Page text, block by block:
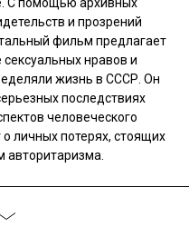
и прозрений
фильм предлагает
нравов и
жизнь в СССР. Он
последствиях
человеческого
личных потерях, стоящих
авторитаризма.